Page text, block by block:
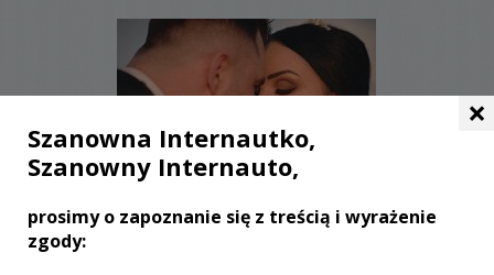
WYŚWIETLEŃ:996
×
Szanowna Internautko,
Szanowny Internauto,
prosimy o zapoznanie się z treścią i wyrażenie
zgody: